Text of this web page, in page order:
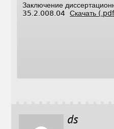
Заключение
35.2.008.04Скачать
ds